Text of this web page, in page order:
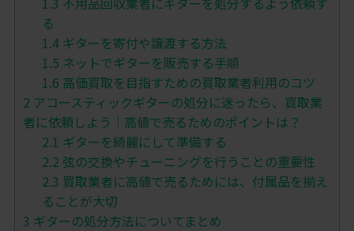
る
1.4 ギターを寄付や譲渡する方法
1.5 ネットでギターを販売する手順
1.6 高価買取を目指すための買取業者利用のコツ
2 アコースティックギターの処分に迷ったら、買取業
者に依頼しよう｜高値で売るためのポイントは？
2.1 ギターを綺麗にして準備する
2.2 弦の交換やチューニングを行うことの重要性
2.3 買取業者に高値で売るためには、付属品を揃え
ることが大切
3 ギターの処分方法についてまとめ